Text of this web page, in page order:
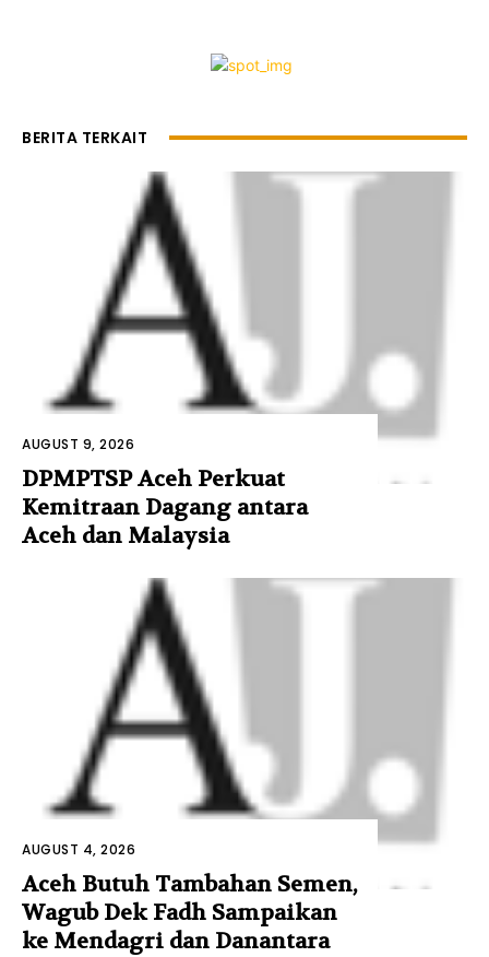
BERITA TERKAIT
AUGUST 9, 2026
DPMPTSP Aceh Perkuat
Kemitraan Dagang antara
Aceh dan Malaysia
AUGUST 4, 2026
Aceh Butuh Tambahan Semen,
Wagub Dek Fadh Sampaikan
ke Mendagri dan Danantara